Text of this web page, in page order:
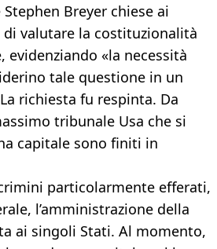
Breyer chiese ai
valutare la costituzionalità
evidenziando «la necessità
tale questione in un
richiesta fu respinta. Da
tribunale Usa che si
capitale sono finiti in
particolarmente efferati,
l’amministrazione della
ai singoli Stati. Al momento,